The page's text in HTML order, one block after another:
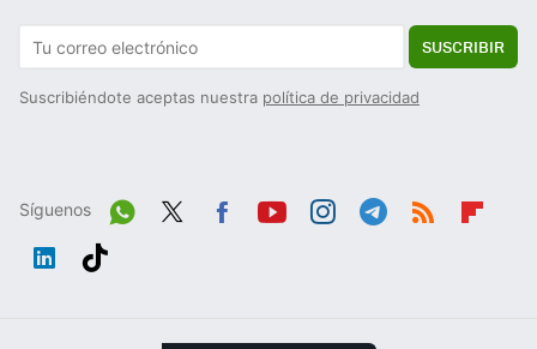
SUSCRIBIR
Suscribiéndote aceptas nuestra política de privacidad
Síguenos
Wh